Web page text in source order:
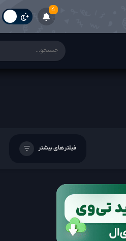
6
فیلتر های بیشتر